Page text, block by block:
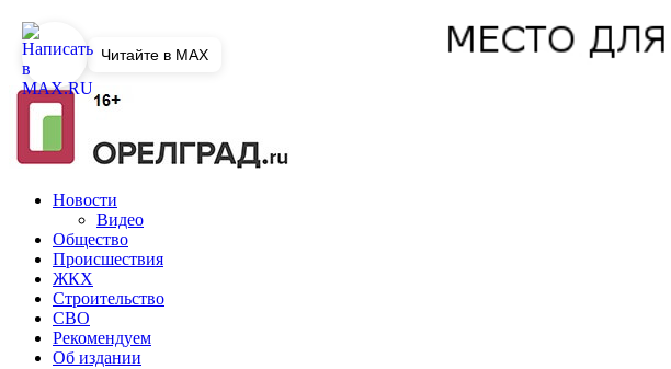
Новости
Видео
Общество
Происшествия
ЖКХ
Строительство
СВО
Рекомендуем
Об издании
Читайте в MAX